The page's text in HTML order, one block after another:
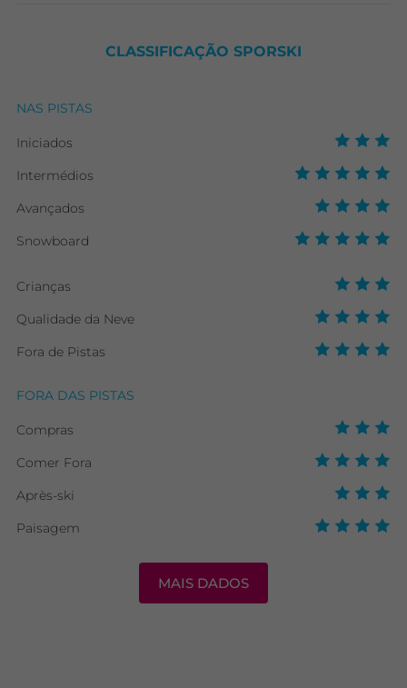
CLASSIFICAÇÃO SPORSKI
NAS PISTAS
Iniciados
Intermédios
Avançados
Snowboard
Crianças
Qualidade da Neve
Fora de Pistas
FORA DAS PISTAS
Compras
Comer Fora
Après-ski
Paisagem
MAIS DADOS